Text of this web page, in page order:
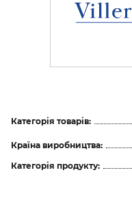
Категорія товарів:
Країна виробництва:
Категорія продукту: